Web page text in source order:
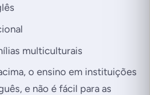
multiculturais
o ensino em instituições
e não é fácil para as